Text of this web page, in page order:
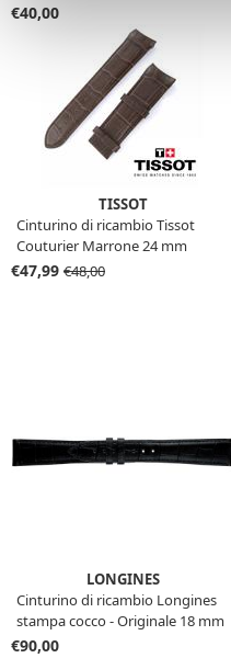
€40,00
TISSOT
Cinturino di ricambio Tissot
Couturier Marrone 24 mm
€47,99 €48,00
LONGINES
Cinturino di ricambio Longines
stampa cocco - Originale 18 mm
€90,00